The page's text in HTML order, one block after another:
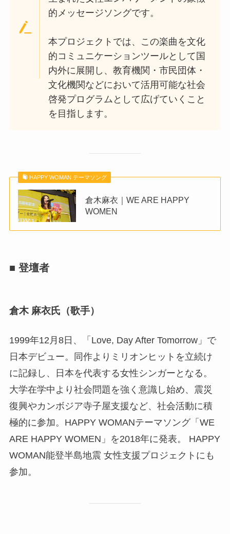
的メッセージソングです。
本プロジェクトでは、この楽曲を文化
的コミュニケーションツールとして国
内外に展開し、教育機関・市民団体・
文化機関などにおいて活用可能な社会
啓発プログラムとして広げていくこと
を目指します。
HAPPY WOMAN テーマソング
倉木麻衣｜WE ARE HAPPY
WOMEN
■ 登壇者
倉木 麻衣氏（歌手）
1999年12月8日、「Love, Day After Tomorrow」で
日本デビュー。同作よりミリオンヒットを立続け
に記録し、日本を代表する女性シンガーとなる。
大学在学中より社会問題を強く意識し始め、震災
復興やカンボジア寺子屋支援など、社会活動に積
極的に参加。HAPPY WOMANテーマソング「WE
ARE HAPPY WOMEN」を2018年に発表。 HAPPY
WOMAN能登半島地震 女性支援プロジェクトにも
参加。